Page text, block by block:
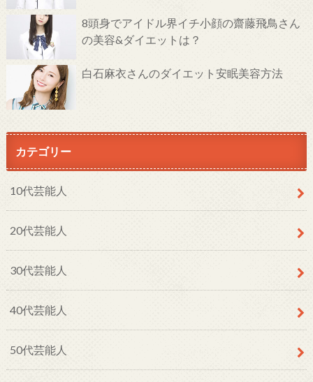
8頭身でアイドル界イチ小顔の齋藤飛鳥さん
の美容&ダイエットは？
白石麻衣さんのダイエット安眠美容方法
カテゴリー
10代芸能人
20代芸能人
30代芸能人
40代芸能人
50代芸能人